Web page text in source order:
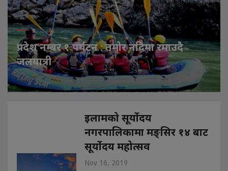
प्रदेश नम्बर १ पर्यटन : तमोर नदिमा रमाउदै
जलयात्री
Nov 19, 2019
इलामको सूर्योदय
नगरपालिकामा मङ्सिर १४ बाट
सूर्योदय महोत्सव
Nov 16, 2019